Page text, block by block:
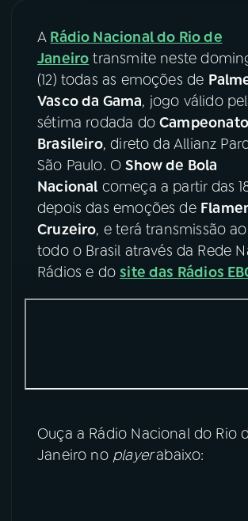
ÚLTIMAS
08FESTIVAL DE MÚSICA
ACOMPANHE A RÁDIO NACIONAL
YouTube Facebook
Instagram X
TikTok
A Rádio Nacional do Rio de
Janeiro transmite neste
(12) todas as emoções de
Vasco da Gama, jogo válido
sétima rodada doCampeonato
Brasileiro, direto da Allianz
São Paulo. OShow de Bola
Nacional começa a partir das
depois das emoções de
Cruzeiro, e terá transmissão
todo o Brasil através da Rede
Rádios e dosite das Rádios
Ouça a Rádio Nacional do Rio
Janeiro no playerabaixo: